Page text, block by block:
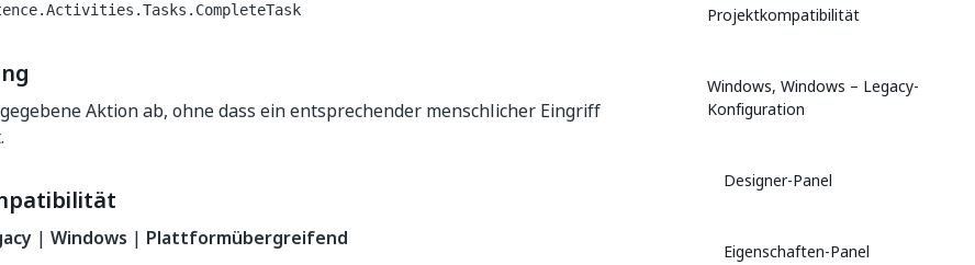
Aktion ab, ohne dass ein entsprechender menschlicher Eingriff
| Windows | Plattformübergreifend
Projektkompatibilität
Windows, Windows – Legacy-
Konfiguration
Designer-Panel
Eigenschaften-Panel